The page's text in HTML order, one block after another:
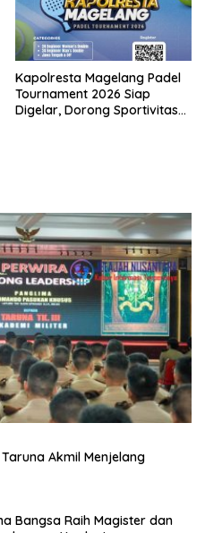
Kapolresta Magelang Padel
Tournament 2026 Siap
Digelar, Dorong Sportivitas
Akmil Menjelang
Bangsa Raih Magister dan